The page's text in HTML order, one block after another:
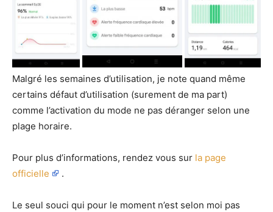
Malgré les semaines d’utilisation, je note quand même
certains défaut d’utilisation (surement de ma part)
comme l’activation du mode ne pas déranger selon une
plage horaire.
Pour plus d’informations, rendez vous sur la page
officielle
.
Le seul souci qui pour le moment n’est selon moi pas